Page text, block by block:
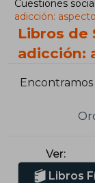
Cuestiones
adicción:
Libros de
adicción:
Encontramos
Ver:
Libros